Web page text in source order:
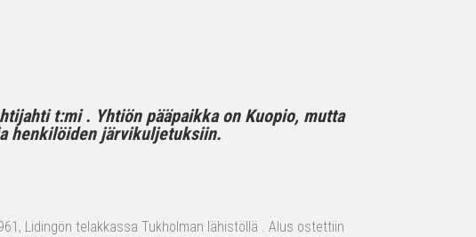
t:mi . Yhtiön pääpaikka on Kuopio, mutta
henkilöiden järvikuljetuksiin.
Lidingön telakkassa Tukholman lähistöllä . Alus ostettiin